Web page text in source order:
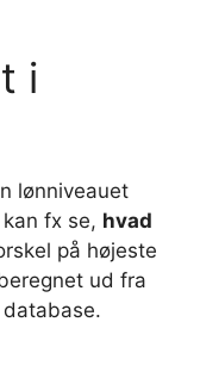
i
lønniveauet
fx se, hvad
på højeste
ud fra
database.